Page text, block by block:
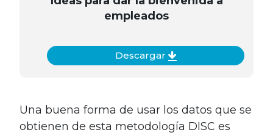
empleados
Descargar
Una buena forma de usar los datos que se
obtienen de esta metodología DISC es